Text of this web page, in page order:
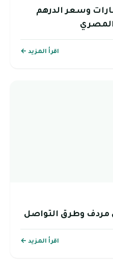
وسعر الدرهم
المصري
اقرأ المزيد ←
مردف وطرق التواصل
اقرأ المزيد ←